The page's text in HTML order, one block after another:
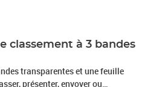
classement à 3 bandes
transparentes et une feuille
présenter, envoyer ou